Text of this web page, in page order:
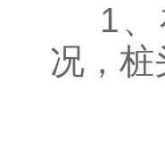
1、
况，桩